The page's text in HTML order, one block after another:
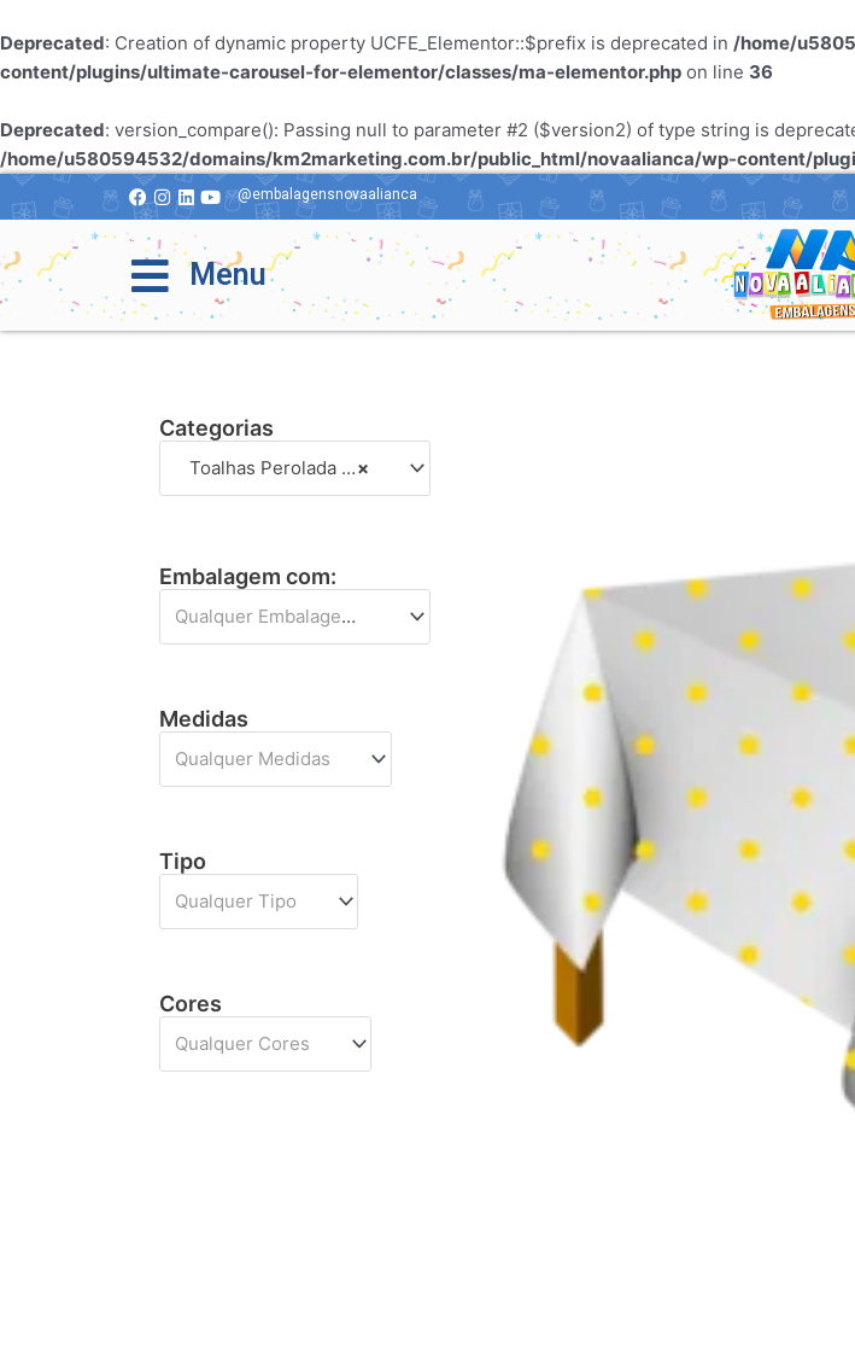
Deprecated: Creation of dynamic property UCFE_Elementor::$prefix is deprecated in /home/
content/plugins/ultimate-carousel-for-elementor/classes/ma-elementor.php on line 36
Deprecated: version_compare(): Passing null to parameter #2 ($version2) of type string is
/home/u580594532/domains/km2marketing.com.br/public_html/novaalianca/wp-content/
@embalagensnovaalianca
Menu
Categorias
×
Toalhas Perolada Poá Fundo Branco
Embalagem com:
Qualquer Embalagem com
Medidas
Qualquer Medidas
Tipo
Qualquer Tipo
Cores
Qualquer Cores